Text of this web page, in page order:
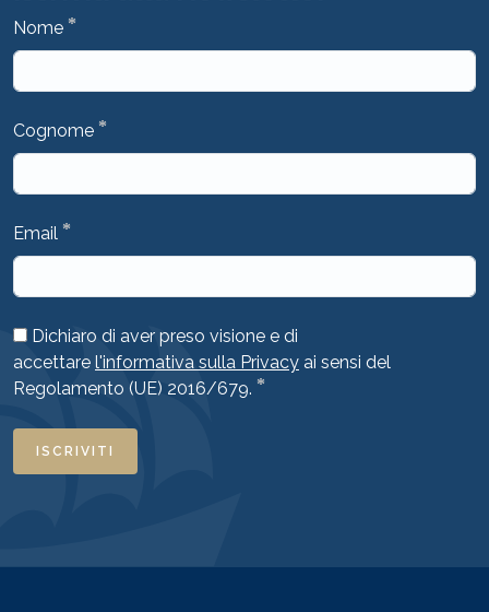
Nome *
Cognome *
Email *
Dichiaro di aver preso visione e di
accettare l'informativa sulla Privacy ai sensi del
Regolamento (UE) 2016/679. *
ISCRIVITI